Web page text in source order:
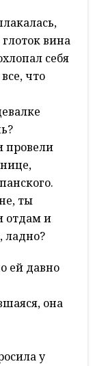
вина
себя
что
провели
ты
отдам и
ладно?
ей давно
она
у